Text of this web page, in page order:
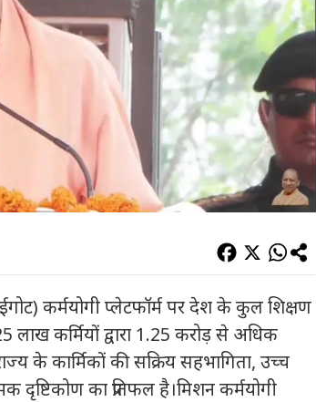
कर्मयोगी प्लेटफॉर्म पर देश के कुल शिक्षण
लाख कर्मियों द्वारा 1.25 करोड़ से अधिक
के कार्मिकों की सक्रिय सहभागिता, उच्च
दृष्टिकोण का प्रतिफल है।मिशन कर्मयोगी